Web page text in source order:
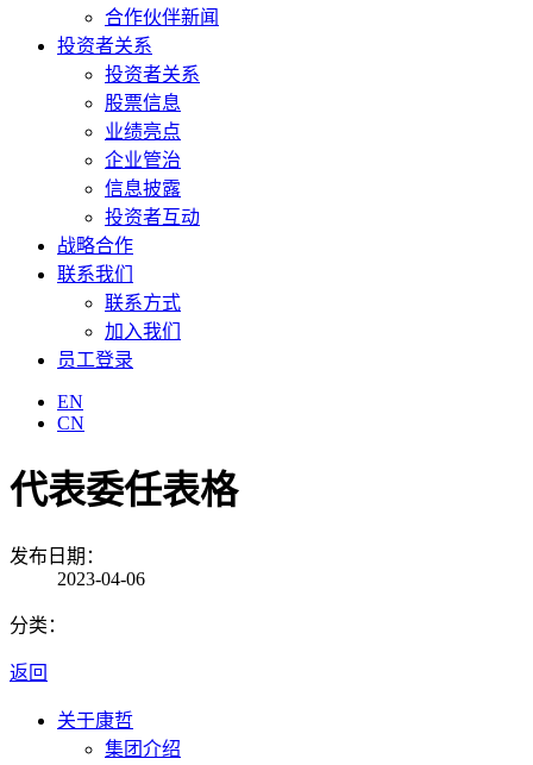
合作伙伴新闻
投资者关系
投资者关系
股票信息
业绩亮点
企业管治
信息披露
投资者互动
战略合作
联系我们
联系方式
加入我们
员工登录
EN
CN
代表委任表格
发布日期：
2023-04-06
分类：
返回
关于康哲
集团介绍